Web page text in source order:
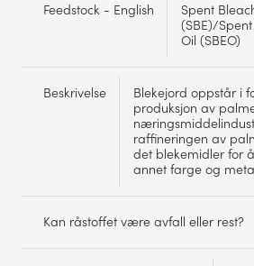
Feedstock - English
Spent
(SBE)/
Oil (SBEO)
Beskrivelse
Blekejord oppstår i
produksjon av
raffineringen av
det blekemidler for
annet farge og
Kan råstoffet være avfall eller rest?